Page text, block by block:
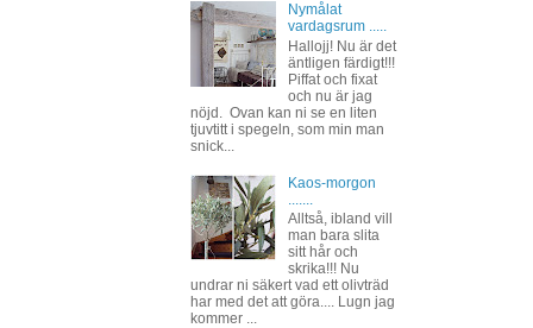
Nymålat
vardagsrum .....
Hallojj! Nu är det
äntligen färdigt!!!
Piffat och fixat
och nu är jag
nöjd. Ovan kan ni se en liten
tjuvtitt i spegeln, som min man
snick...
Kaos-morgon
Alltså, ibland vill
man bara slita
sitt hår och
skrika!!! Nu
undrar ni säkert vad ett olivträd
har med det att göra.... Lugn jag
kommer ...